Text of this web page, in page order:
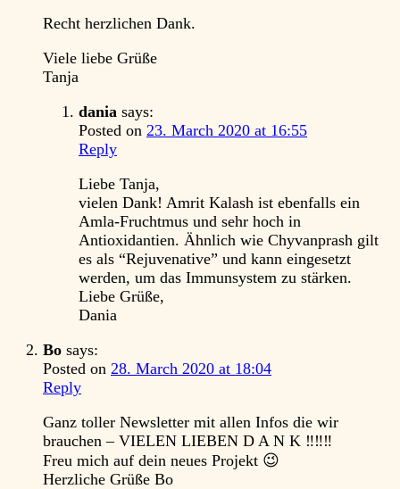
Recht herzlichen Dank.
Viele liebe Grüße
Tanja
dania says:
Posted on 23. March 2020 at 16:55
Reply
Liebe Tanja,
vielen Dank! Amrit Kalash ist ebenfalls ein
Amla-Fruchtmus und sehr hoch in
Antioxidantien. Ähnlich wie Chyvanprash gilt
es als “Rejuvenative” und kann eingesetzt
werden, um das Immunsystem zu stärken.
Liebe Grüße,
Dania
Bo says:
Posted on 28. March 2020 at 18:04
Reply
Ganz toller Newsletter mit allen Infos die wir
brauchen – VIELEN LIEBEN D A N K ‼️‼️‼️
Freu mich auf dein neues Projekt 😉
Herzliche Grüße Bo